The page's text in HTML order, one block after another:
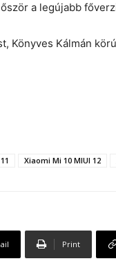
a legújabb
Könyves Kálmán
Xiaomi Mi 10 MIUI 12
Print